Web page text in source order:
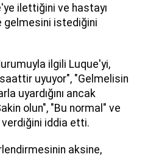
ilettiğini ve hastayı
gelmesini istediğini
ilgili Luque'yi,
uyuyor", "Gelmelisin
uyardığını ancak
olun", "Bu normal" ve
verdiğini iddia etti.
aksine,